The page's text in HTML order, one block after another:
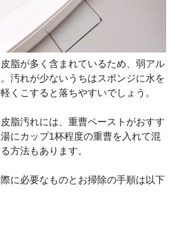
脂が多く含まれているため、弱アル
汚れが少ないうちはスポンジに水を
くこすると落ちやすいでしょう。
脂汚れには、重曹ペーストがおすす
にカップ1杯程度の重曹を入れて混
方法もあります。
に必要なものとお掃除の手順は以下